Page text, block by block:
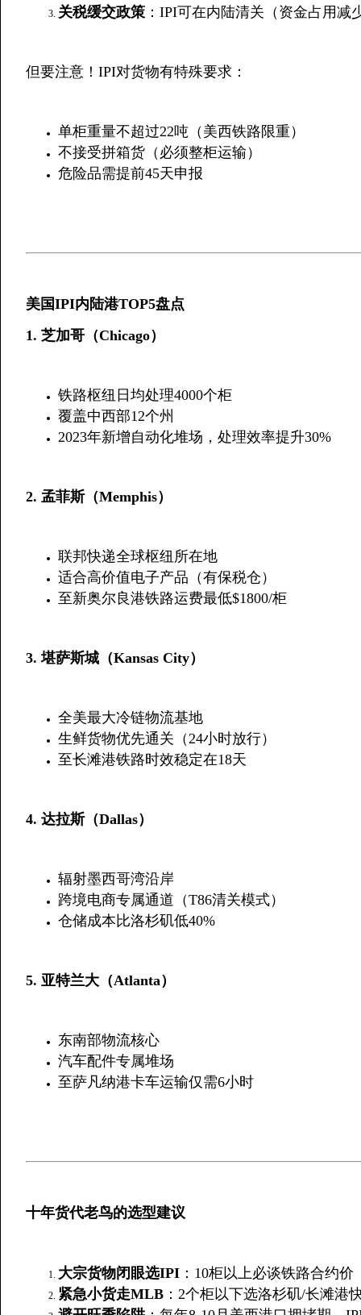
​关税缓交政策​ ：IPI可在内陆清关（资金占用减
但要注意！IPI对货物有特殊要求：
单柜重量不超过22吨（美西铁路限重）
不接受拼箱货（必须整柜运输）
危险品需提前45天申报
美国IPI内陆港TOP5盘点
​1. 芝加哥（Chicago）​
铁路枢纽日均处理4000个柜
覆盖中西部12个州
2023年新增自动化堆场，处理效率提升30%
​2. 孟菲斯（Memphis）​
联邦快递全球枢纽所在地
适合高价值电子产品（有保税仓）
至新奥尔良港铁路运费最低$1800/柜
​3. 堪萨斯城（Kansas City）​
全美最大冷链物流基地
生鲜货物优先通关（24小时放行）
至长滩港铁路时效稳定在18天
​4. 达拉斯（Dallas）​
辐射墨西哥湾沿岸
跨境电商专属通道（T86清关模式）
仓储成本比洛杉矶低40%
​5. 亚特兰大（Atlanta）​
东南部物流核心
汽车配件专属堆场
至萨凡纳港卡车运输仅需6小时
十年货代老鸟的选型建议
​大宗货物闭眼选IPI​ ​：10柜以上必谈铁路合约价
​紧急小货走MLB​ ：2个柜以下选洛杉矶/长滩港